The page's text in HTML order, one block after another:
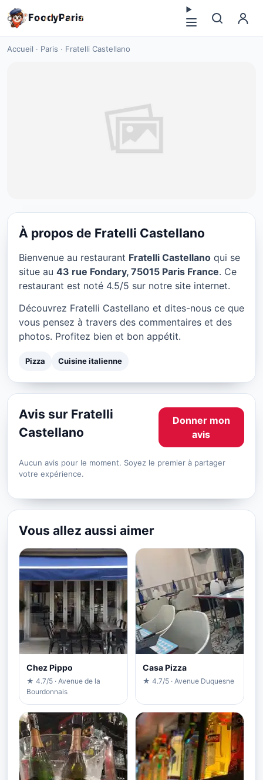
FoodyParis
Accueil · Paris · Fratelli Castellano
Fratelli Castellano à Paris
★ 4.5/5
À propos de Fratelli Castellano
Bienvenue au restaurant Fratelli Castellano qui se
situe au 43 rue Fondary, 75015 Paris France. Ce
restaurant est noté 4.5/5 sur notre site internet.
Découvrez Fratelli Castellano et dites-nous ce que
vous pensez à travers des commentaires et des
photos. Profitez bien et bon appétit.
Pizza Cuisine italienne
Avis sur Fratelli
Castellano
Donner mon
avis
Aucun avis pour le moment. Soyez le premier à partager
votre expérience.
Vous allez aussi aimer
Chez Pippo
★ 4.7/5 · Avenue de la
Bourdonnais
Casa Pizza
★ 4.7/5 · Avenue Duquesne